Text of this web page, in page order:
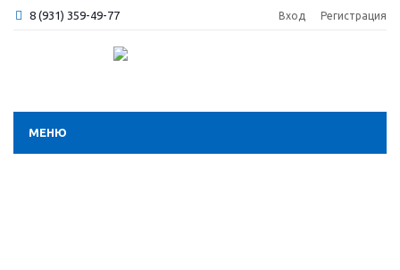
8 (931) 359-49-77 Вход Регистрация
МЕНЮ